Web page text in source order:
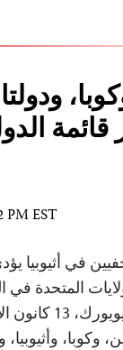
قائمة
PM EST
في أثيوبيا
المتحدة في
وأثيوبيا،